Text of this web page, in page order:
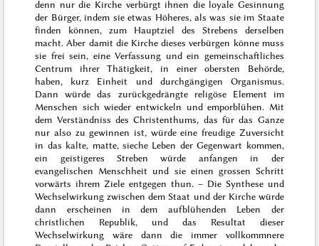
denn nur die Kirche verbürgt ihnen die loyale Gesinnung
der Bürger, indem sie etwas Höheres, als was sie im Staate
finden können, zum Hauptziel des Strebens derselben
macht. Aber damit die Kirche dieses verbürgen könne muss
sie frei sein, eine Verfassung und ein gemeinschaftliches
Centrum ihrer Thätigkeit, in einer obersten Behörde,
haben, kurz Einheit und durchgängigen Organismus.
Dann würde das zurückgedrängte religöse Element im
Menschen sich wieder entwickeln und emporblühen. Mit
dem Verständniss des Christenthums, das für das Ganze
nur also zu gewinnen ist, würde eine freudige Zuversicht
in das kalte, matte, sieche Leben der Gegenwart kommen,
ein geistigeres Streben würde anfangen in der
evangelischen Menschheit und sie einen grossen Schritt
vorwärts ihrem Ziele entgegen thun. – Die Synthese und
Wechselwirkung zwischen dem Staat und der Kirche würde
dann erscheinen in dem aufblühenden Leben der
christlichen Republik, und das Resultat dieser
Wechselwirkung wäre dann die immer vollkommnere